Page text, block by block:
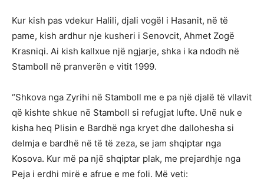
Kur kish pas vdekur Halili, djali vogël i Hasanit, në të
pame, kish ardhur nje kusheri i Senovcit, Ahmet Zogë
Krasniqi. Ai kish kallxue një ngjarje, shka i ka ndodh në
Stamboll në pranverën e vitit 1999.
“Shkova nga Zyrihi në Stamboll me e pa një djalë të vllavit
që kishte shkue në Stamboll si refugjat lufte. Unë nuk e
kisha heq Plisin e Bardhë nga kryet dhe dallohesha si
delmja e bardhë në të të zeza, se jam shqiptar nga
Kosova. Kur më pa një shqiptar plak, me prejardhje nga
Peja i erdhi mirë e afrue e me foli. Më veti: